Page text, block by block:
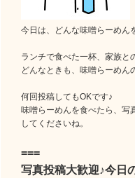
今日は、どんな味噌らーめん
ランチで食べた一杯、家族と
どんなときも、味噌らーめん
何回投稿してもOKです♪
味噌らーめんを食べたら、写
してくださいね。
===
写真投稿大歓迎♪今日